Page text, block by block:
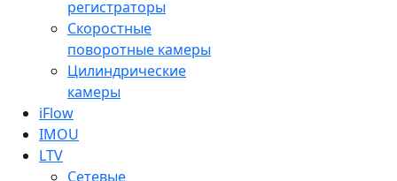
регистраторы
Скоростные
поворотные камеры
Цилиндрические
камеры
iFlow
IMOU
LTV
Сетевые